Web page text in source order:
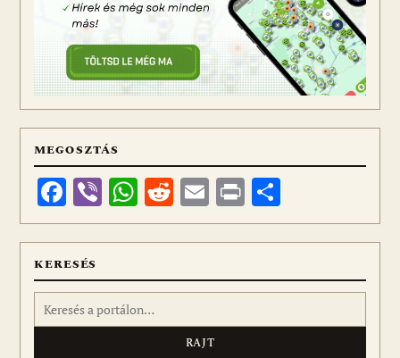
MEGOSZTÁS
Facebook
ViberWhatsApp
Reddit
Email
Print
meg
KERESÉS
Keresés: